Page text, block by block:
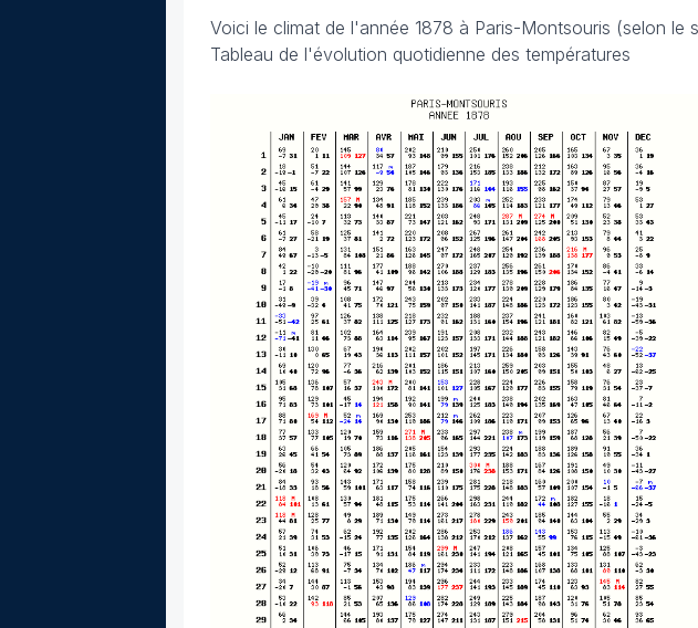
Voici le climat de l'année 1878 à Paris-Montsouris (selon le
Tableau de l'évolution quotidienne des températures